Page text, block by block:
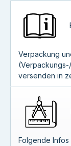
Verpackung
versenden in
Folgende Infos